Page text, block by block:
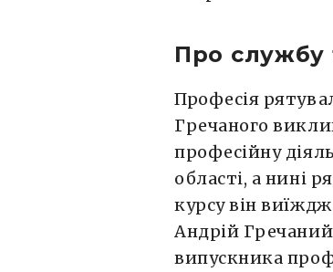
Про службу
Професія
Гречаного
професійну
області, а нині
курсу він
Андрій
випускника